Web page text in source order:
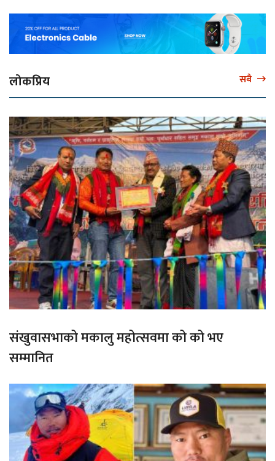
लोकप्रिय सबै
संखुवासभाको मकालु महोत्सवमा को को भए
सम्मानित